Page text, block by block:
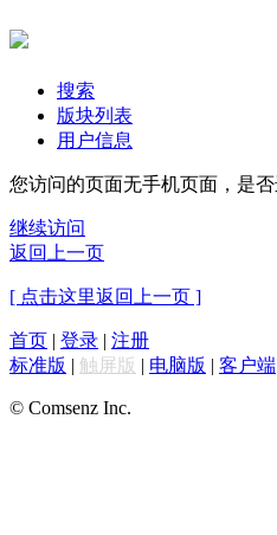
搜索
版块列表
用户信息
您访问的页面无手机页面，是
继续访问
返回上一页
[ 点击这里返回上一页 ]
首页 | 登录 | 注册
标准版 | 触屏版 | 电脑版 | 客户端
© Comsenz Inc.